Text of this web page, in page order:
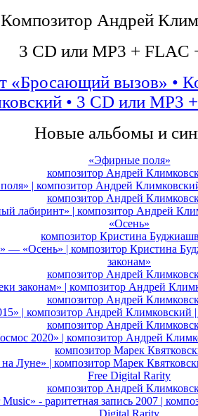
Композитор Андрей
3 CD или MP3 + FLAC
Новые альбомы и
«Эфирные поля»
композиторАндрей
композиторАндрей
«Осень»
композитор Кристина
законам»
композиторАндрей
композиторАндрей
композиторАндрей
композитор Марек
Free Digital Rarity
композиторАндрей